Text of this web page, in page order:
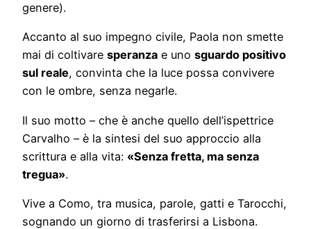
genere).
Accanto al suo impegno civile, Paola non smette
mai di coltivare speranza e uno sguardo positivo
sul reale, convinta che la luce possa convivere
con le ombre, senza negarle.
Il suo motto – che è anche quello dell’ispettrice
Carvalho – è la sintesi del suo approccio alla
scrittura e alla vita: «Senza fretta, ma senza
tregua».
Vive a Como, tra musica, parole, gatti e Tarocchi,
sognando un giorno di trasferirsi a Lisbona.